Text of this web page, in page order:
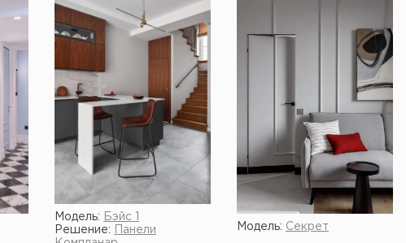
Модель:
Бэйс 1
Решение:
Панели
Модель: Секрет